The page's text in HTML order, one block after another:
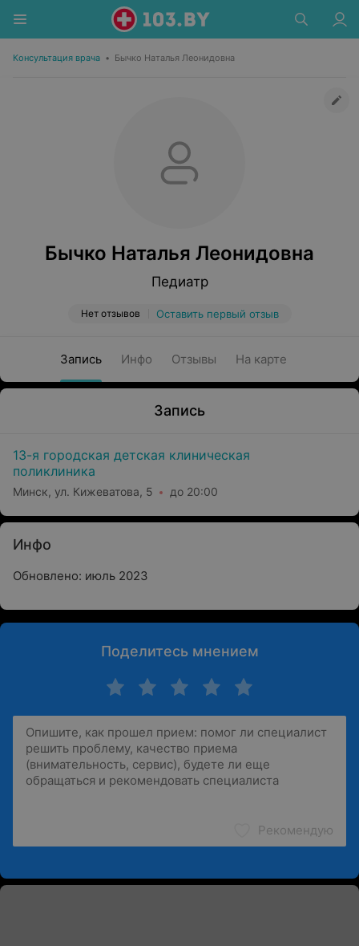
Консультация врача • Бычко Наталья Леонидовна
Бычко Наталья Леонидовна
Педиатр
Нет отзывов Оставить первый отзыв
Запись Инфо Отзывы На карте
Запись
13-я городская детская клиническая
поликлиника
Минск, ул. Кижеватова, 5 до 20:00
Инфо
Обновлено: июль 2023
Поделитесь мнением
Рекомендую